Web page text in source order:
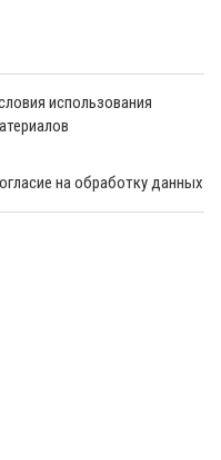
использования
на обработку данных